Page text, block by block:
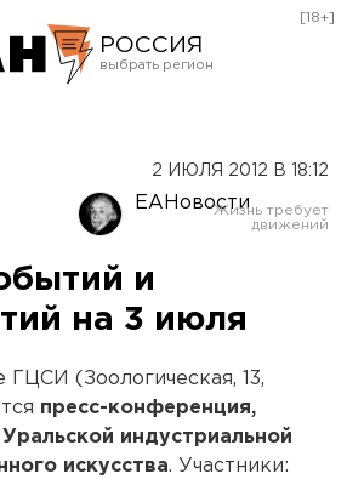
РОССИЯ
Оренбург
[18+]
2 ИЮЛЯ 2012 В 18:12
ЕАНовости
и
на 3 июля
ГЦСИ (Зоологическая, 13,
пресс-конференция,
индустриальной
искусства. Участники: